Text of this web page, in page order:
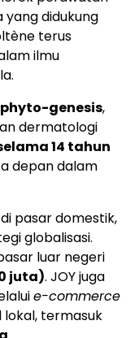
didukung
terus
ilmu
genesis,
dermatologi
14 tahun
depan dalam
pasar domestik,
globalisasi.
luar negeri
juta). JOY juga
e-commerce
termasuk